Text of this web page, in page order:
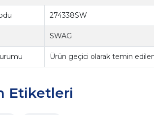
274338SW
SWAG
Ürün geçici olarak temin
Etiketleri